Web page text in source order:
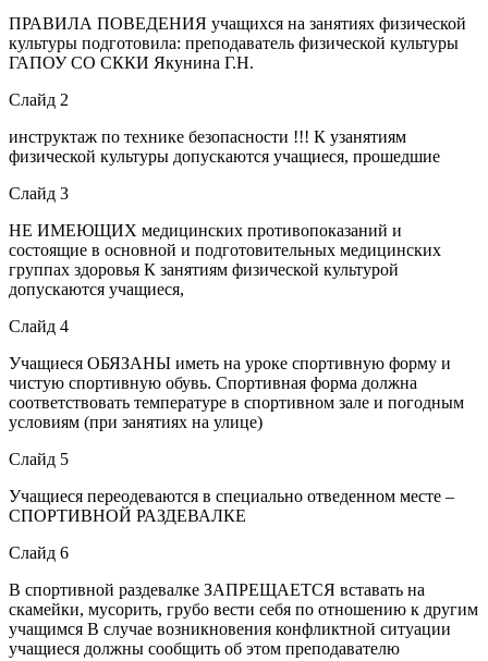
ПРАВИЛА ПОВЕДЕНИЯ учащихся на занятиях физической
культуры подготовила: преподаватель физической культуры
ГАПОУ СО СККИ Якунина Г.Н.
Слайд 2
инструктаж по технике безопасности !!! К узанятиям
физической культуры допускаются учащиеся, прошедшие
Слайд 3
НЕ ИМЕЮЩИХ медицинских противопоказаний и
состоящие в основной и подготовительных медицинских
группах здоровья К занятиям физической культурой
допускаются учащиеся,
Слайд 4
Учащиеся ОБЯЗАНЫ иметь на уроке спортивную форму и
чистую спортивную обувь. Спортивная форма должна
соответствовать температуре в спортивном зале и погодным
условиям (при занятиях на улице)
Слайд 5
Учащиеся переодеваются в специально отведенном месте –
СПОРТИВНОЙ РАЗДЕВАЛКЕ
Слайд 6
В спортивной раздевалке ЗАПРЕЩАЕТСЯ вставать на
скамейки, мусорить, грубо вести себя по отношению к другим
учащимся В случае возникновения конфликтной ситуации
учащиеся должны сообщить об этом преподавателю